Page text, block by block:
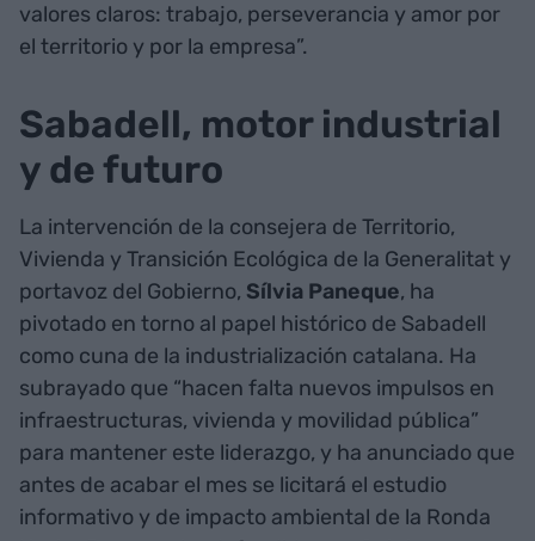
valores claros: trabajo, perseverancia y amor por
el territorio y por la empresa”.
Sabadell, motor industrial
y de futuro
La intervención de la consejera de Territorio,
Vivienda y Transición Ecológica de la Generalitat y
portavoz del Gobierno, Sílvia Paneque, ha
pivotado en torno al papel histórico de Sabadell
como cuna de la industrialización catalana. Ha
subrayado que “hacen falta nuevos impulsos en
infraestructuras, vivienda y movilidad pública”
para mantener este liderazgo, y ha anunciado que
antes de acabar el mes se licitará el estudio
informativo y de impacto ambiental de la Ronda